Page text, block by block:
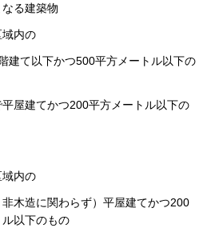
る建築物
域内の
建て以下かつ500平方メートル以下の
屋建てかつ200平方メートル以下の
域内の
木造に関わらず）平屋建てかつ200
以下のもの